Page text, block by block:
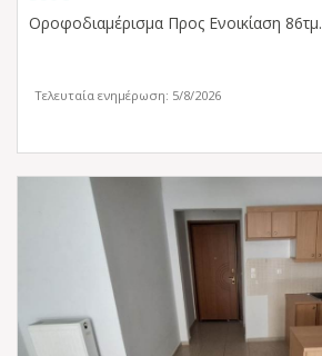
Οροφοδιαμέρισμα Προς Ενοικίαση 86τμ.
Τελευταία ενημέρωση: 5/8/2026